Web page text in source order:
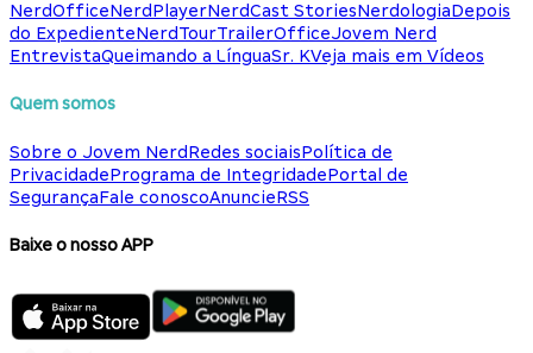
NerdOfficeNerdPlayerNerdCast StoriesNerdologiaDepois
do ExpedienteNerdTourTrailerOfficeJovem Nerd
EntrevistaQueimando a LínguaSr. KVeja mais em Vídeos
Quem somos
Sobre o Jovem NerdRedes sociaisPolítica de
PrivacidadePrograma de IntegridadePortal de
SegurançaFale conoscoAnuncieRSS
Baixe o nosso APP